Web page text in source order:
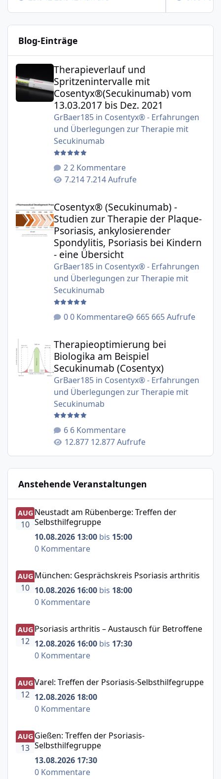
Blog-Einträge
Therapieverlauf und Spritzenintervalle mit
Therapieverlauf und
Spritzenintervalle mit
Cosentyx®(Secukinumab) vom
13.03.2017 bis Dez. 2021
GrBaer185in Cosentyx® - Erfahrungen
und Überlegungen zur Therapie mit
Secukinumab
2 Kommentare
7.214 Aufrufe
Cosentyx® (Secukinumab) -
Studien zur Therapie der Plaque-
Psoriasis, ankylosierender
Spondylitis, Psoriasis bei Kindern
- eine Übersicht
GrBaer185in Cosentyx® - Erfahrungen
und Überlegungen zur Therapie mit
Secukinumab
0 Kommentare
665 Aufrufe
Therapieoptimierung bei Biologika am Beispiel
Therapieoptimierung bei
Biologika am Beispiel
Secukinumab (Cosentyx)
GrBaer185in Cosentyx® - Erfahrungen
und Überlegungen zur Therapie mit
Secukinumab
6 Kommentare
12.877 Aufrufe
Anstehende Veranstaltungen
Neustadt am Rübenberge: Treffen der Selbsthilfegruppe
AUG
10
Neustadt am Rübenberge: Treffen der
Selbsthilfegruppe
10.08.2026 13:00 bis 15:00
0 Kommentare
München: Gesprächskreis Psoriasis arthritis
AUG
10
München: Gesprächskreis Psoriasis arthritis
10.08.2026 16:00 bis 18:00
0 Kommentare
Psoriasis arthritis – Austausch für Betroffene
AUG
12
Psoriasis arthritis – Austausch für Betroffene
12.08.2026 16:00 bis 17:30
0 Kommentare
Varel: Treffen der Psoriasis-Selbsthilfegruppe
AUG
12
Varel: Treffen der Psoriasis-Selbsthilfegruppe
12.08.2026 18:00
0 Kommentare
Gießen: Treffen der Psoriasis-Selbsthilfegruppe
AUG
13
Gießen: Treffen der Psoriasis-
Selbsthilfegruppe
13.08.2026 17:30
0 Kommentare